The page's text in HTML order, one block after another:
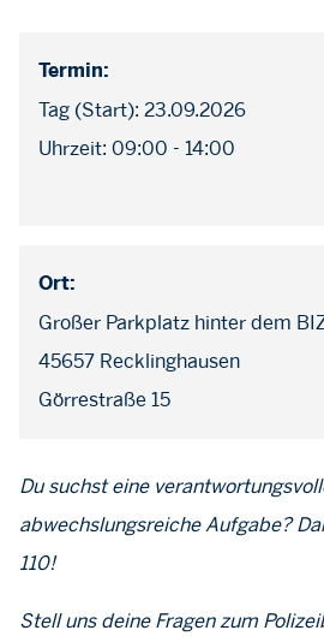
Termin:
Tag (Start): 23.09.2026
Uhrzeit: 09:00 - 14:00
Ort:
Großer Parkplatz hinter dem
45657 Recklinghausen
Görrestraße 15
Du suchst eine
abwechslungsreiche Aufgabe?
110!
Stell uns deine Fragen zum